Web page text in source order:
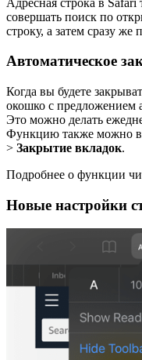
совершать поиск по
строку, а затем сразу же
Автоматическое
Когда вы будете
окошко с предложением
Это можно делать
Функцию также можно
> Закрытие вкладок.
Подробнее о функции
Новые настройки